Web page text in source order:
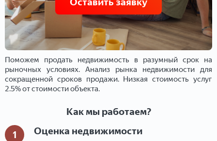
Поможем продать недвижимость в разумный срок на
рыночных условиях. Анализ рынка недвижимости для
сокращенной сроков продажи. Низкая стоимость услуг
2.5% от стоимости объекта.
Как мы работаем?
1
Оценка недвижимости